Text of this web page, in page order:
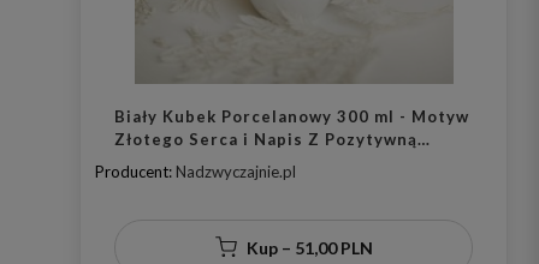
Biały Kubek Porcelanowy 300 ml - Motyw
Złotego Serca i Napis Z Pozytywną
Energią dla Przyjaciółki na Dzień Kobiet
Producent: Nadzwyczajnie.pl
Kup – 51,00 PLN